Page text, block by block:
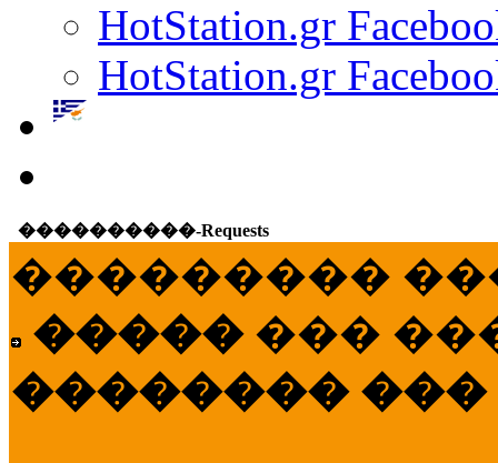
HotStation.gr
HotStation.gr
����������-Requests
���������
����� ���
�������� ���